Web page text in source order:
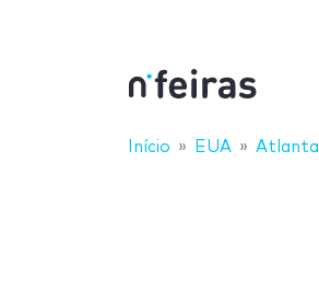
Início EUA Atlanta